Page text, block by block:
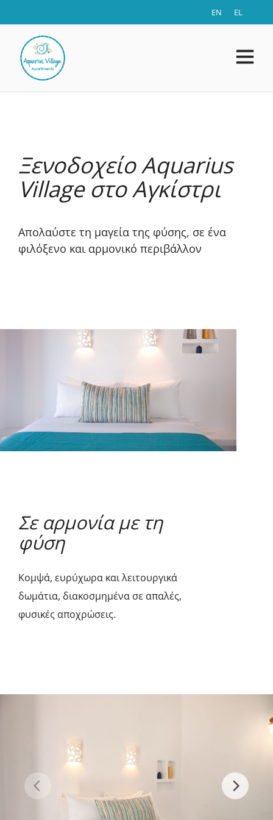
EN EL
Ξενοδοχείο Aquarius
Village στο Αγκίστρι
Απολαύστε τη μαγεία της φύσης, σε ένα
φιλόξενο και αρμονικό περιβάλλον
Σε αρμονία με τη
φύση
Κομψά, ευρύχωρα και λειτουργικά
δωμάτια, διακοσμημένα σε απαλές,
φυσικές αποχρώσεις.